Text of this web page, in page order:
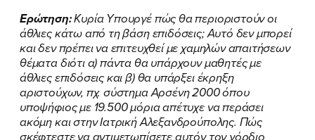
Ερώτηση:Κυρία Υπουργέ πώς θα περιοριστούν οι
άθλιες κάτω από τη βάση επιδόσεις; Αυτό δεν μπορεί
και δεν πρέπει να επιτευχθεί με χαμηλών απαιτήσεων
θέματα διότι α) πάντα θα υπάρχουν μαθητές με
άθλιες επιδόσεις και β) θα υπάρξει έκρηξη
αριστούχων, πχ. σύστημα Αρσένη 2000 όπου
υποψήφιος με 19.500 μόρια απέτυχε να περάσει
ακόμη και στην Ιατρική Αλεξανδρούπολης. Πώς
Δεδομένων
και τους τους
Χρήσηςτου δικτυακού τόπου του
Πολιτικού Γραφείου της Βουλευτού
Νίκης Κεραμέως
ΥΠΟΒΟΛΗ
Δεδομένων
και τους τους
Χρήσηςτου δικτυακού τόπου του
Πολιτικού Γραφείου της Βουλευτού
Νίκης Κεραμέως
ΥΠΟΒΟΛΗ